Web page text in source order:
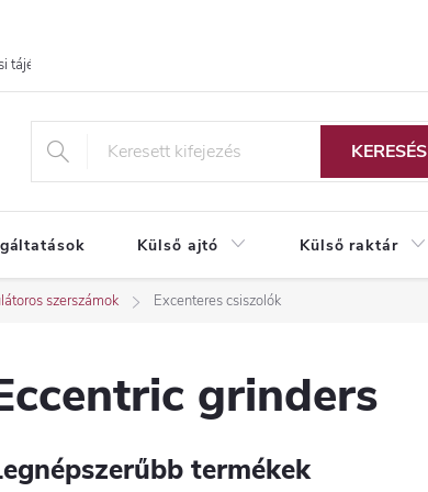
tájékoztató
KERESÉS
Külső ajtó Külső raktár
szerszámok Excenteres csiszolók
grinders
termékek